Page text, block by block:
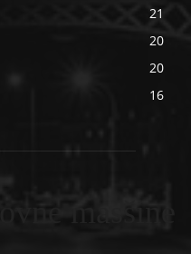
21
20
20
16
masšine